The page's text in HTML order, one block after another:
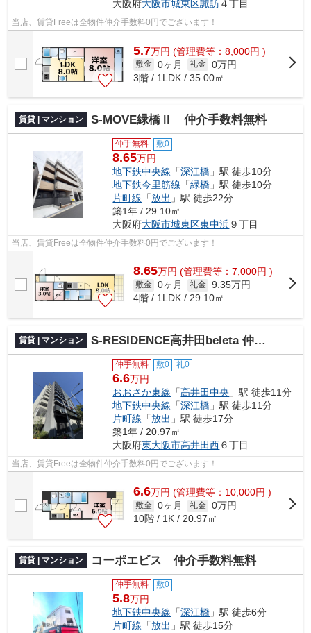
大阪府大阪市城東区諏訪４丁目
当店、賃貸Freeは全物件仲介手数料0円でございます！
5.7万円 (管理費等：8,000円 )
敷金 0ヶ月 礼金 0万円
3階 / 1LDK / 35.00㎡
賃貸 | マンション S-MOVE緑橋Ⅱ 仲介手数料無料
仲手無料 敷0
8.65万円
地下鉄中央線 「深江橋 」駅 徒歩10分
地下鉄今里筋線 「緑橋 」駅 徒歩10分
片町線 「放出 」駅 徒歩22分
築1年 / 29.10㎡
大阪府大阪市城東区東中浜９丁目
当店、賃貸Freeは全物件仲介手数料0円でございます！
8.65万円 (管理費等：7,000円 )
敷金 0ヶ月 礼金 9.35万円
4階 / 1LDK / 29.10㎡
賃貸 | マンション S-RESIDENCE高井田beleta 仲介手数料無料
仲手無料 敷0 礼0
6.6万円
おおさか東線 「高井田中央 」駅 徒歩11分
地下鉄中央線 「深江橋 」駅 徒歩11分
片町線 「放出 」駅 徒歩17分
築1年 / 20.97㎡
大阪府東大阪市高井田西６丁目
当店、賃貸Freeは全物件仲介手数料0円でございます！
6.6万円 (管理費等：10,000円 )
敷金 0ヶ月 礼金 0万円
10階 / 1K / 20.97㎡
賃貸 | マンション コーポエビス 仲介手数料無料
仲手無料 敷0
5.8万円
地下鉄中央線 「深江橋 」駅 徒歩6分
片町線 「放出 」駅 徒歩15分